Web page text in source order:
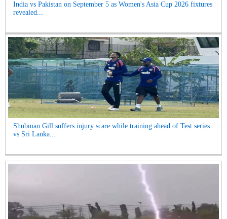
India vs Pakistan on September 5 as Women's Asia Cup 2026 fixtures
revealed...
Shubman Gill suffers injury scare while training ahead of Test series
vs Sri Lanka...